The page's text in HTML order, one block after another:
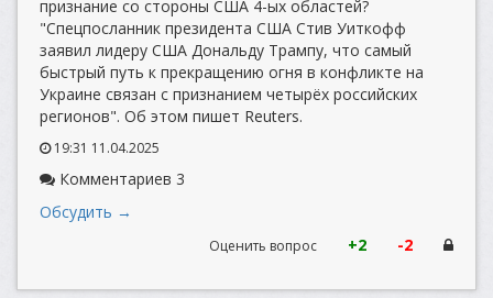
признание со стороны США 4-ых областей?
"Спецпосланник президента США Стив Уиткофф
заявил лидеру США Дональду Трампу, что самый
быстрый путь к прекращению огня в конфликте на
Украине связан с признанием четырёх российских
регионов". Об этом пишет Reuters.
19:31 11.04.2025
Комментариев 3
Обсудить →
Оценить вопрос +2 -2